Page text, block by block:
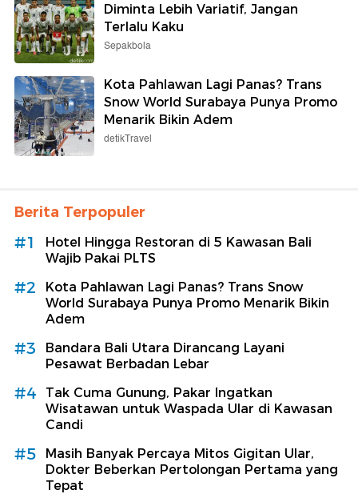
Diminta Lebih Variatif, Jangan
Terlalu Kaku
Sepakbola
Kota Pahlawan Lagi Panas? Trans
Snow World Surabaya Punya Promo
Menarik Bikin Adem
detikTravel
Berita Terpopuler
#1
Hotel Hingga Restoran di 5 Kawasan Bali
Wajib Pakai PLTS
#2
Kota Pahlawan Lagi Panas? Trans Snow
World Surabaya Punya Promo Menarik Bikin
Adem
#3
Bandara Bali Utara Dirancang Layani
Pesawat Berbadan Lebar
#4
Tak Cuma Gunung, Pakar Ingatkan
Wisatawan untuk Waspada Ular di Kawasan
Candi
#5
Masih Banyak Percaya Mitos Gigitan Ular,
Dokter Beberkan Pertolongan Pertama yang
Tepat